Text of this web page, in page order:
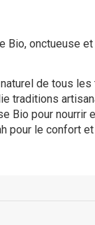
Bio, onctueuse
de tous
traditions
Bio pour nourrir
pour le confort et